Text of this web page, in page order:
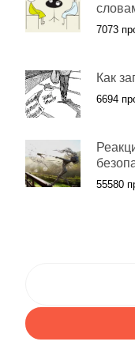
7073
Как
6694
55580